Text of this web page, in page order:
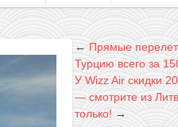
←Прямые
Турцию всего за
У Wizz Air скидки
— смотрите из
только! →